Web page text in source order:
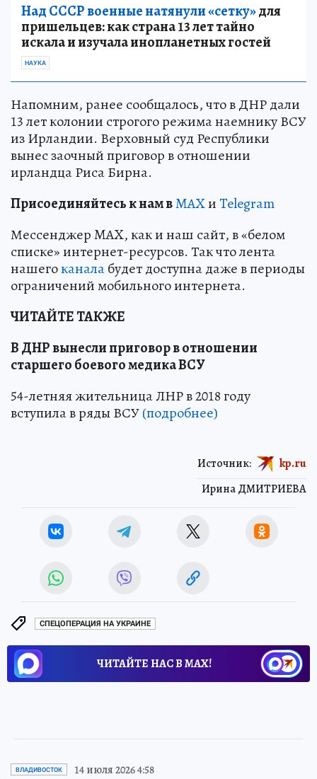
Над СССР военные натянули «сетку»для
пришельцев: как страна 13 лет тайно
искала и изучала инопланетных гостей
НАУКА
Напомним, ранее сообщалось, что в ДНР дали
13 лет колонии строгого режима наемнику ВСУ
из Ирландии. Верховный суд Республики
вынес заочный приговор в отношении
ирландца Риса Бирна.
Присоединяйтесь к нам вMAXиTelegram
Мессенджер MAX, как и наш сайт, в «белом
списке» интернет-ресурсов. Так что лента
нашегоканалабудет доступна даже в периоды
ограничений мобильного интернета.
ЧИТАЙТЕ ТАКЖЕ
В ДНР вынесли приговор в отношении
старшего боевого медика ВСУ
54-летняя жительница ЛНР в 2018 году
вступила в ряды ВСУ(подробнее)
Ирина ДМИТРИЕВА
Источник: kp.ru
СПЕЦОПЕРАЦИЯ НА УКРАИНЕ
ЧИТАЙТЕ НАС В МАХ!
ВЛАДИВОСТОК 14 июля 2026 4:58